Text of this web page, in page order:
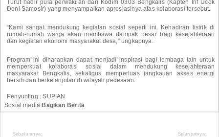
Turut hadir pula perwakilan dari Kodim 0303 Bengkalis (Kapten Inf Ucok
Doni Samosir) yang menyampaikan apresiasinya atas kolaborasi tersebut.
“Kami sangat mendukung kegiatan sosial seperti ini. Kehadiran listrik di
rumah-rumah warga akan membawa dampak besar bagi kesejahteraan
dan kegiatan ekonomi masyarakat desa,” ungkapnya.
Program ini diharapkan dapat menjadi inspirasi bagi lembaga lain untuk
memperkuat kolaborasi sosial dalam mendukung kesejahteraan
masyarakat Bengkalis, sekaligus memperluas jangkauan akses energi
bersih dan berkelanjutan di wilayah pedesaan.
Penyunting : SUPIAN
Sosial media Bagikan Berita
Sebelumnya: Selanjutnya: